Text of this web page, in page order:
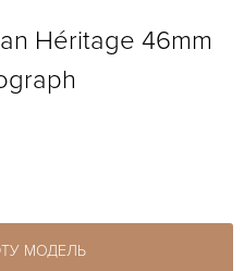
Héritage 46mm
МОДЕЛЬ